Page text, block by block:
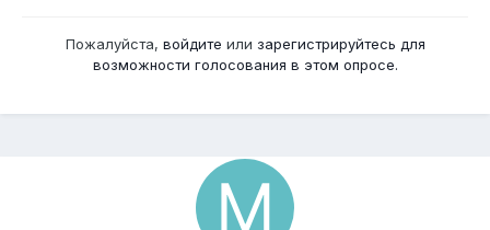
Пожалуйста, войдите или зарегистрируйтесь для
возможности голосования в этом опросе.